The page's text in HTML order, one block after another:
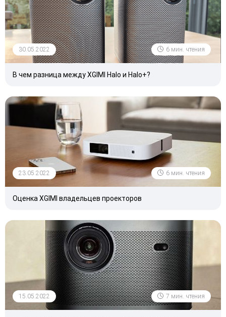
30.05.2022 6 мин. чтения
В чем разница между XGIMI Halo и Halo+?
23.05.2022 6 мин. чтения
Оценка XGIMI владельцев проекторов
15.05.2022 7 мин. чтения